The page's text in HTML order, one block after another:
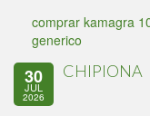
comprar kamagra
generico
30
JUL
2026
CHIPIONA